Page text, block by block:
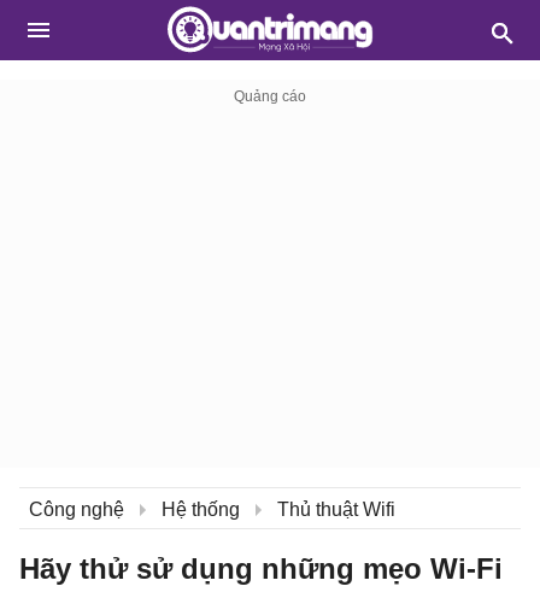
Công nghệ Hệ thống Thủ thuật Wifi
Hãy thử sử dụng những mẹo Wi-Fi